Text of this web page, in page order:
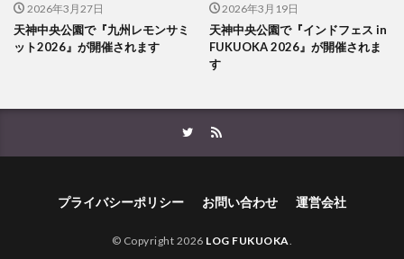
2026年3月27日
天神中央公園で『九州レモンサミ
ット2026』が開催されます
2026年3月19日
天神中央公園で『インドフェス in
FUKUOKA 2026』が開催されま
す
プライバシーポリシー お問い合わせ 運営会社
© Copyright 2026 LOG FUKUOKA